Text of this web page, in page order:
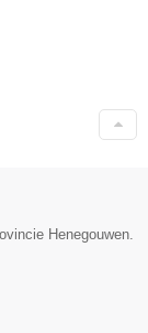
Henegouwen.